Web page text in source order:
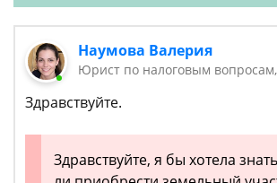
Наумова Валерия
Юрист по налоговым вопросам,
Здравствуйте.
Здравствуйте, я бы хотела